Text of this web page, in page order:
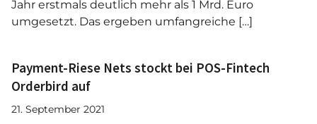
Jahr erstmals deutlich mehr als 1 Mrd. Euro
umgesetzt. Das ergeben umfangreiche […]
Payment-Riese Nets stockt bei POS-Fintech
Orderbird auf
21. September 2021